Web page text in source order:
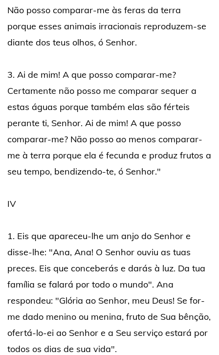
Não posso comparar-me às feras da terra
porque esses animais irracionais reproduzem-se
diante dos teus olhos, ó Senhor.
3. Ai de mim! A que posso comparar-me?
Certamente não posso me comparar sequer a
estas águas porque também elas são férteis
perante ti, Senhor. Ai de mim! A que posso
comparar-me? Não posso ao menos comparar-
me à terra porque ela é fecunda e produz frutos a
seu tempo, bendizendo-te, ó Senhor."
IV
1. Eis que apareceu-lhe um anjo do Senhor e
disse-lhe: "Ana, Ana! O Senhor ouviu as tuas
preces. Eis que conceberás e darás à luz. Da tua
família se falará por todo o mundo". Ana
respondeu: "Glória ao Senhor, meu Deus! Se for-
me dado menino ou menina, fruto de Sua bênção,
ofertá-lo-ei ao Senhor e a Seu serviço estará por
todos os dias de sua vida".